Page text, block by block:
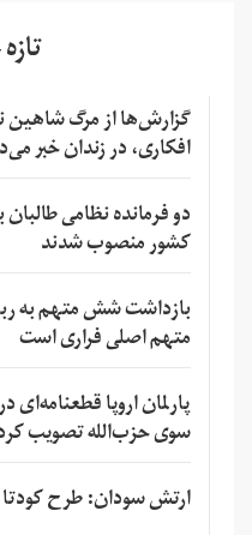
گزارش‌ها از مرگ
افکاری، در زندان خبر
دو فرمانده نظامی
کشور منصوب شدند
بازداشت شش متهم به
متهم اصلی فراری است
پارلمان اروپا
سوی حزب‌الله تصویب
ارتش سودان: طرح